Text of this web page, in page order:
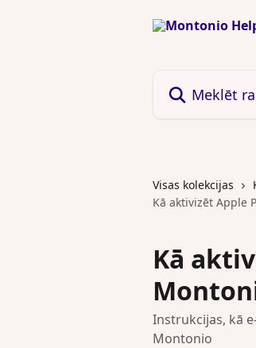
Visas kolekcijas
Kā aktivizēt Apple
Kā
Instrukcijas, kā
Montonio